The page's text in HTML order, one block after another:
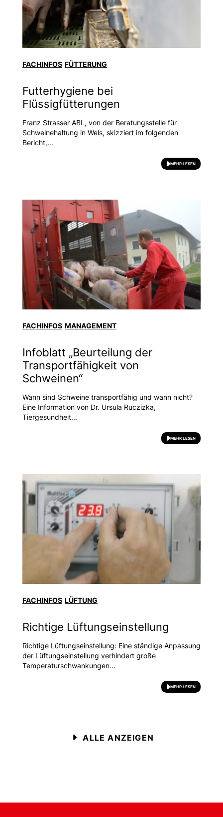
FACHINFOS FÜTTERUNG
Futterhygiene bei
Flüssigfütterungen
Franz Strasser ABL, von der Beratungsstelle für
Schweinehaltung in Wels, skizziert im folgenden
Bericht,...
MEHR LESEN
FACHINFOS MANAGEMENT
Infoblatt „Beurteilung der
Transportfähigkeit von
Schweinen“
Wann sind Schweine transportfähig und wann nicht?
Eine Information von Dr. Ursula Ruczizka,
Tiergesundheit...
MEHR LESEN
FACHINFOS LÜFTUNG
Richtige Lüftungseinstellung
Richtige Lüftungseinstellung: Eine ständige Anpassung
der Lüftungseinstellung verhindert große
Temperaturschwankungen...
MEHR LESEN
ALLE ANZEIGEN